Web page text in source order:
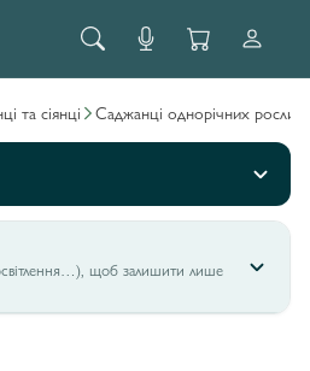
та сіянці саджанці однорічних рослин
щоб залишити лише